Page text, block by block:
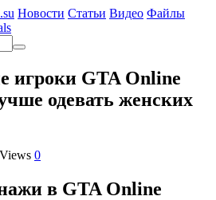
Новости Статьи Видео Файлы
игроки GTA Online
одевать женских
0
в GTA Online